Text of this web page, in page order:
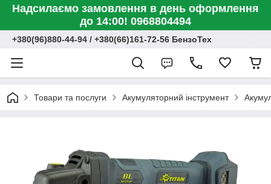
Надсилаємо замовлення в день оформлення
до 14:00! 0968804494
+380(96)880-44-94 / +380(66)161-72-56 БензоТех
Товари та послуги Акумуляторний інструмент